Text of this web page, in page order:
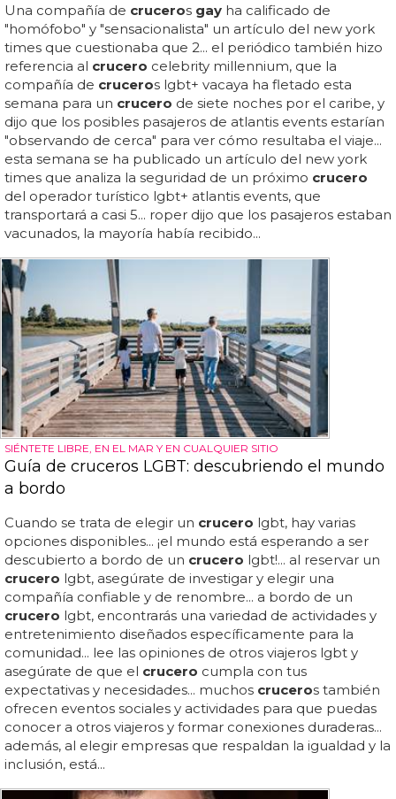
Una compañía de cruceros gay ha calificado de
"homófobo" y "sensacionalista" un artículo del new york
times que cuestionaba que 2... el periódico también hizo
referencia al crucero celebrity millennium, que la
compañía de cruceros lgbt+ vacaya ha fletado esta
semana para un crucero de siete noches por el caribe, y
dijo que los posibles pasajeros de atlantis events estarían
"observando de cerca" para ver cómo resultaba el viaje...
esta semana se ha publicado un artículo del new york
times que analiza la seguridad de un próximo crucero
del operador turístico lgbt+ atlantis events, que
transportará a casi 5... roper dijo que los pasajeros estaban
vacunados, la mayoría había recibido...
SIÉNTETE LIBRE, EN EL MAR Y EN CUALQUIER SITIO
Guía de cruceros LGBT: descubriendo el mundo
a bordo
Cuando se trata de elegir un crucero lgbt, hay varias
opciones disponibles... ¡el mundo está esperando a ser
descubierto a bordo de un crucero lgbt!... al reservar un
crucero lgbt, asegúrate de investigar y elegir una
compañía confiable y de renombre... a bordo de un
crucero lgbt, encontrarás una variedad de actividades y
entretenimiento diseñados específicamente para la
comunidad... lee las opiniones de otros viajeros lgbt y
asegúrate de que el crucero cumpla con tus
expectativas y necesidades... muchos cruceros también
ofrecen eventos sociales y actividades para que puedas
conocer a otros viajeros y formar conexiones duraderas...
además, al elegir empresas que respaldan la igualdad y la
inclusión, está...